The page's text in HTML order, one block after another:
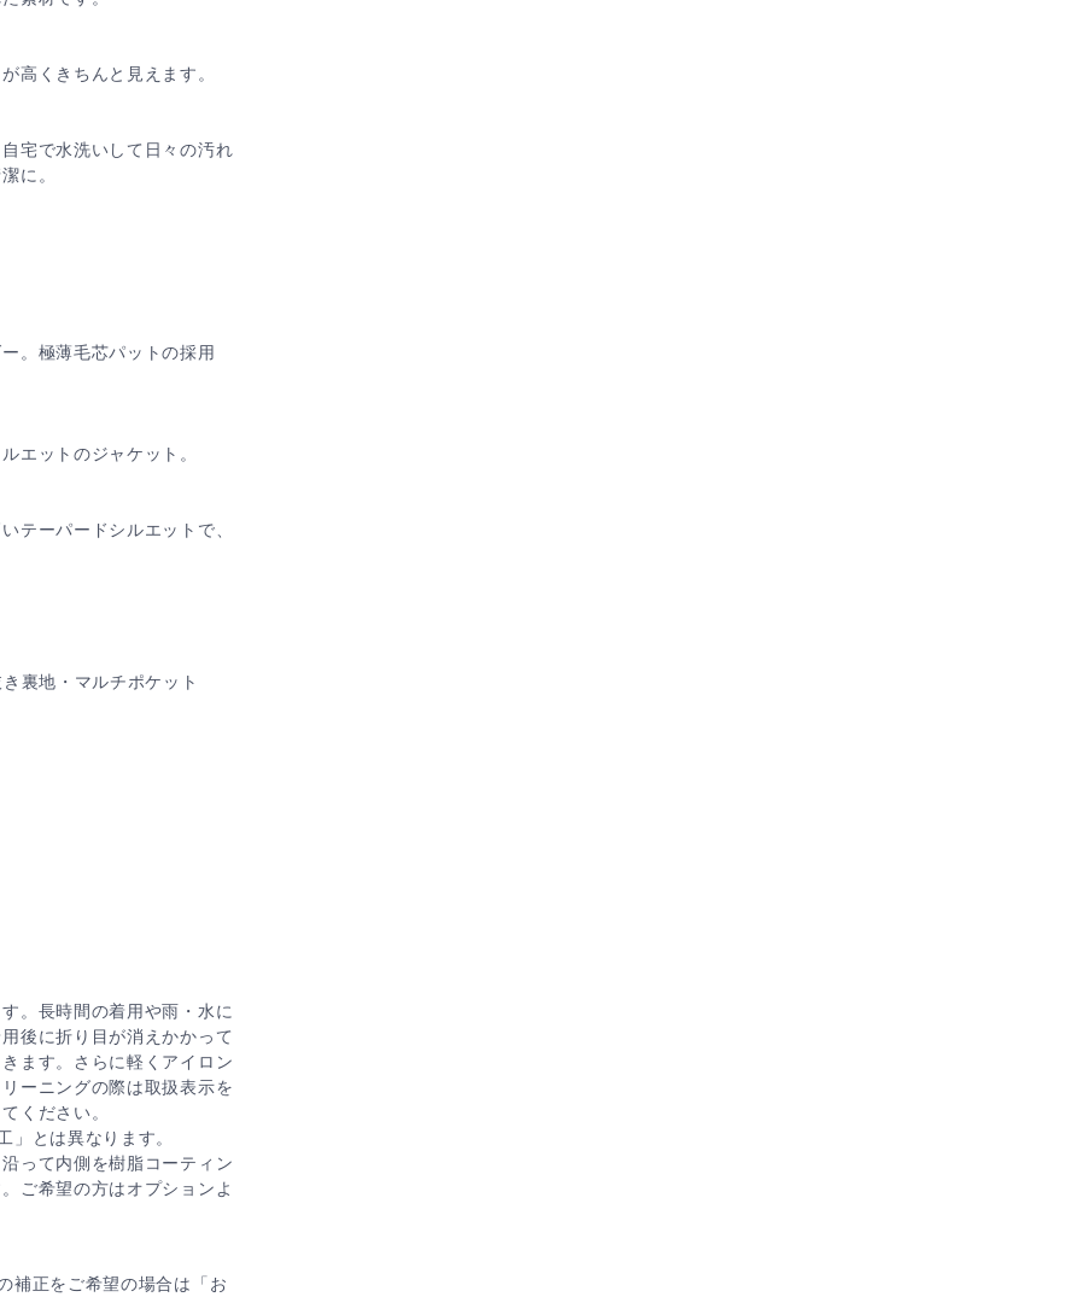
高くきちんと見えます。
宅で水洗いして日々の汚れ
に。
。極薄毛芯パットの採用
エットのジャケット。
テーパードシルエットで、
裏地・マルチポケット
。長時間の着用や雨・水に
後に折り目が消えかかって
ます。さらに軽くアイロン
ーニングの際は取扱表示を
ください。
」とは異なります。
って内側を樹脂コーティン
ご希望の方はオプションよ
補正をご希望の場合は「お